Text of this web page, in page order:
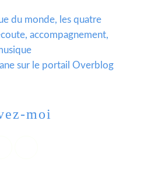
du monde, les quatre
accompagnement,
sur le portail Overblog
moi